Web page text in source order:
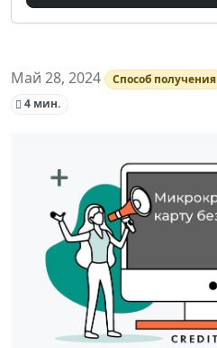
Май 28, 2024 Способ получения
4 мин.